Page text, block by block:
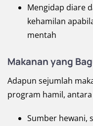
Mengidap diare
kehamilan
mentah
Makanan yang
Adapun sejumlah
program hamil,
Sumber hewani,